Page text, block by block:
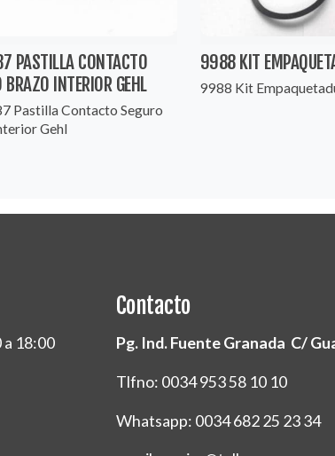
PASTILLA CONTACTO
BRAZO INTERIOR GEHL
Pastilla Contacto Seguro
Gehl
9988 KIT
9988 Kit
a 18:00
Contacto
Pg. Ind. Fuente Granada C/
Tlfno: 0034 953 58 10 10
Whatsapp: 0034 682 25 23 34